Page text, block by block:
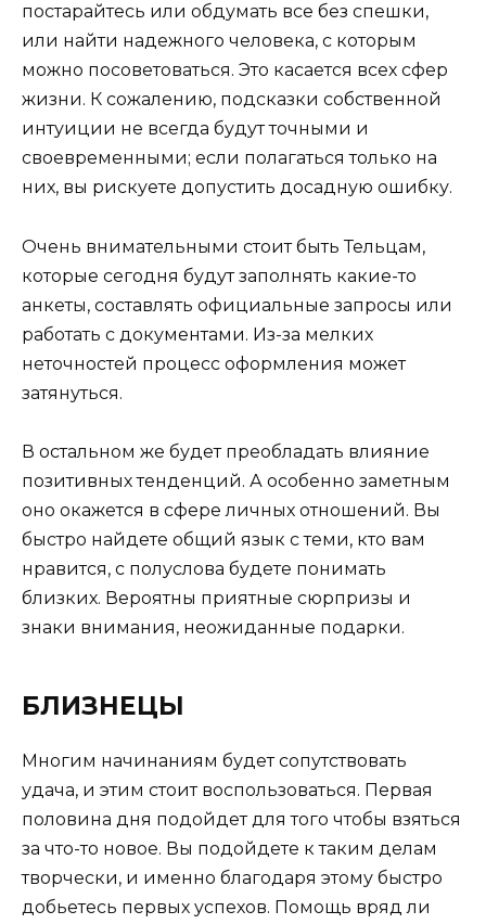
постарайтесь или обдумать все без спешки,
или найти надежного человека, с которым
можно посоветоваться. Это касается всех сфер
жизни. К сожалению, подсказки собственной
интуиции не всегда будут точными и
своевременными; если полагаться только на
них, вы рискуете допустить досадную ошибку.
Очень внимательными стоит быть Тельцам,
которые сегодня будут заполнять какие-то
анкеты, составлять официальные запросы или
работать с документами. Из-за мелких
неточностей процесс оформления может
затянуться.
В остальном же будет преобладать влияние
позитивных тенденций. А особенно заметным
оно окажется в сфере личных отношений. Вы
быстро найдете общий язык с теми, кто вам
нравится, с полуслова будете понимать
близких. Вероятны приятные сюрпризы и
знаки внимания, неожиданные подарки.
БЛИЗНЕЦЫ
Многим начинаниям будет сопутствовать
удача, и этим стоит воспользоваться. Первая
половина дня подойдет для того чтобы взяться
за что-то новое. Вы подойдете к таким делам
творчески, и именно благодаря этому быстро
добьетесь первых успехов. Помощь вряд ли